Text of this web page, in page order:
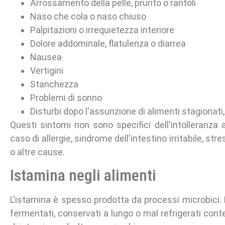
Arrossamento della pelle, prurito o rantoli
Naso che cola o naso chiuso
Palpitazioni o irrequietezza interiore
Dolore addominale, flatulenza o diarrea
Nausea
Vertigini
Stanchezza
Problemi di sonno
Disturbi dopo l'assunzione di alimenti
Questi sintomi non sono specifici dell'intolleranza
caso di allergie, sindrome dell'intestino irritabile,
o altre cause.
Istamina negli alimenti
L'istamina è spesso prodotta da processi
fermentati, conservati a lungo o mal refrigerati